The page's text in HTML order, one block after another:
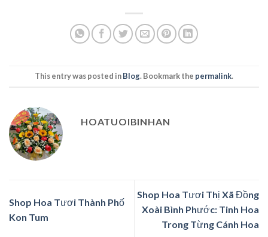
This entry was posted inBlog. Bookmark the permalink.
HOATUOIBINHAN
Shop Hoa Tươi Thành Phố
Kon Tum
Shop Hoa Tươi Thị Xã Đồng
Xoài Bình Phước: Tinh Hoa
Trong Từng Cánh Hoa